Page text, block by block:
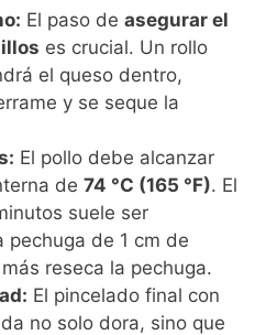
El paso deasegurar el
es crucial. Un rollo
el queso dentro,
y se seque la
El pollo debe alcanzar
de74 °C (165 °F). El
suele ser
pechuga de 1 cm de
reseca la pechuga.
El pincelado final con
no solo dora, sino que